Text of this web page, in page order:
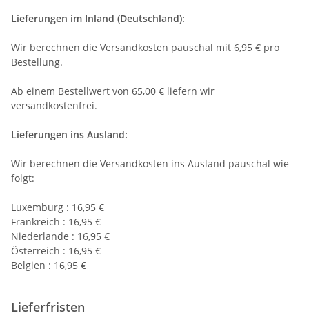
Lieferungen im Inland (Deutschland):
Wir berechnen die Versandkosten pauschal mit 6,95 € pro
Bestellung.
Ab einem Bestellwert von 65,00 € liefern wir
versandkostenfrei.
Lieferungen ins Ausland:
Wir berechnen die Versandkosten ins Ausland pauschal wie
folgt:
Luxemburg : 16,95 €
Frankreich : 16,95 €
Niederlande : 16,95 €
Österreich : 16,95 €
Belgien : 16,95 €
Lieferfristen